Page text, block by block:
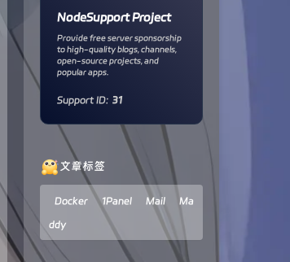
quick_start.sh && bash quick_start.
NodeSupport Project
Provide free server sponsorship
to high-quality blogs, channels,
open-source projects, and
popular apps.
Support ID: 31
文章标签
Docker 1Panel Mail Ma
ddy